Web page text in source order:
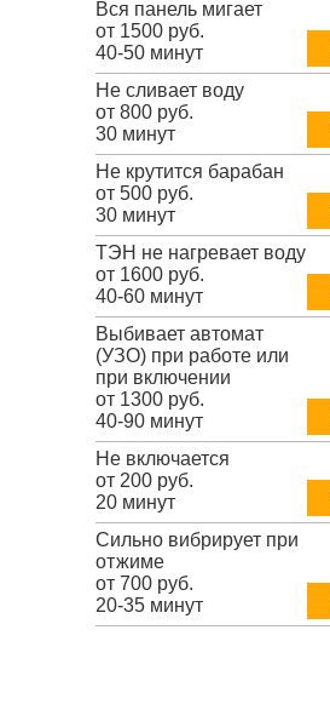
Вся панель мигает
от 1500 руб.
40-50 минут
Не сливает воду
от 800 руб.
30 минут
Не крутится барабан
от 500 руб.
30 минут
ТЭН не нагревает воду
от 1600 руб.
40-60 минут
Выбивает автомат
(УЗО) при работе или
при включении
от 1300 руб.
40-90 минут
Не включается
от 200 руб.
20 минут
Сильно вибрирует при
отжиме
от 700 руб.
20-35 минут